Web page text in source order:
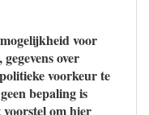
voor
over
voorkeur te
bepaling is
om hier